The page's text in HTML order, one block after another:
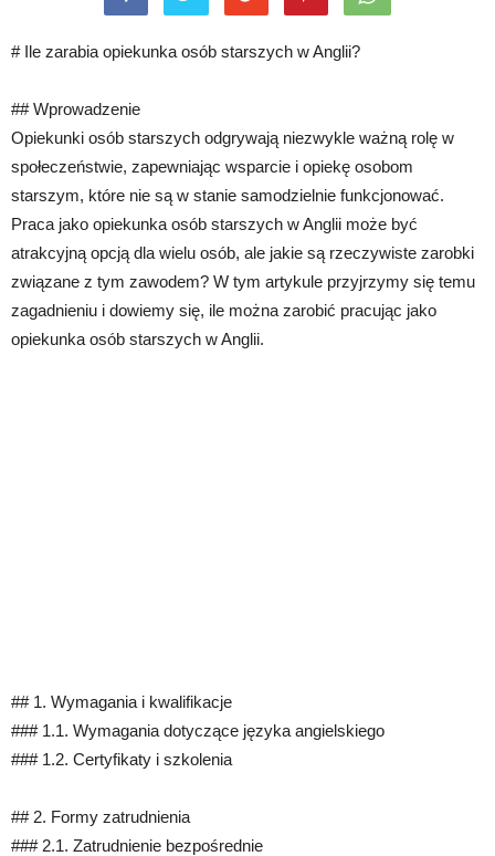
# Ile zarabia opiekunka osób starszych w Anglii?
## Wprowadzenie
Opiekunki osób starszych odgrywają niezwykle ważną rolę w
społeczeństwie, zapewniając wsparcie i opiekę osobom
starszym, które nie są w stanie samodzielnie funkcjonować.
Praca jako opiekunka osób starszych w Anglii może być
atrakcyjną opcją dla wielu osób, ale jakie są rzeczywiste zarobki
związane z tym zawodem? W tym artykule przyjrzymy się temu
zagadnieniu i dowiemy się, ile można zarobić pracując jako
opiekunka osób starszych w Anglii.
## 1. Wymagania i kwalifikacje
### 1.1. Wymagania dotyczące języka angielskiego
### 1.2. Certyfikaty i szkolenia
## 2. Formy zatrudnienia
### 2.1. Zatrudnienie bezpośrednie